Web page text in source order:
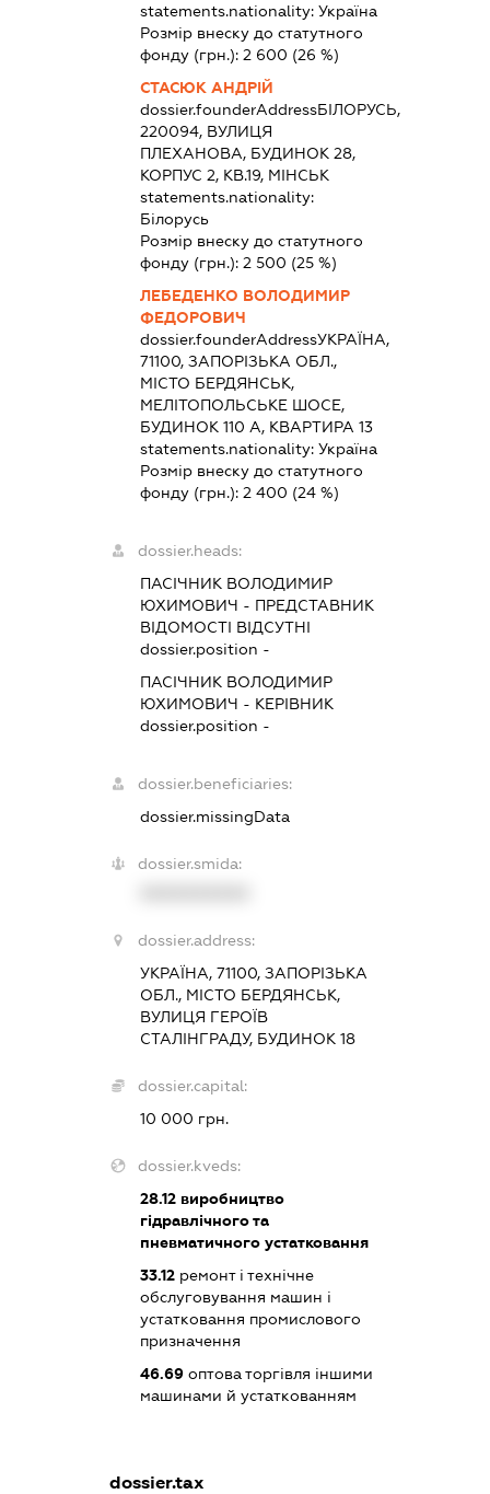
statements.nationality: Україна
Розмір внеску до статутного
фонду (грн.): 2 600 (26 %)
СТАСЮК АНДРІЙ
dossier.founderAddressБІЛОРУСЬ,
220094, ВУЛИЦЯ
ПЛЕХАНОВА, БУДИНОК 28,
КОРПУС 2, КВ.19, МІНСЬК
statements.nationality:
Білорусь
Розмір внеску до статутного
фонду (грн.): 2 500 (25 %)
ЛЕБЕДЕНКО ВОЛОДИМИР
ФЕДОРОВИЧ
dossier.founderAddressУКРАЇНА,
71100, ЗАПОРІЗЬКА ОБЛ.,
МІСТО БЕРДЯНСЬК,
МЕЛІТОПОЛЬСЬКЕ ШОСЕ,
БУДИНОК 110 А, КВАРТИРА 13
statements.nationality: Україна
Розмір внеску до статутного
фонду (грн.): 2 400 (24 %)
dossier.heads:
ПАСІЧНИК ВОЛОДИМИР
ЮХИМОВИЧ - ПРЕДСТАВНИК
ВІДОМОСТІ ВІДСУТНІ
dossier.position -
ПАСІЧНИК ВОЛОДИМИР
ЮХИМОВИЧ - КЕРІВНИК
dossier.position -
dossier.beneficiaries:
dossier.missingData
dossier.smida:
dossier.address:
УКРАЇНА, 71100, ЗАПОРІЗЬКА
ОБЛ., МІСТО БЕРДЯНСЬК,
ВУЛИЦЯ ГЕРОЇВ
СТАЛІНГРАДУ, БУДИНОК 18
dossier.capital:
10 000 грн.
dossier.kveds:
28.12виробництво
гідравлічного та
пневматичного устатковання
33.12ремонт і технічне
обслуговування машин і
устатковання промислового
призначення
46.69оптова торгівля іншими
машинами й устаткованням
dossier.tax